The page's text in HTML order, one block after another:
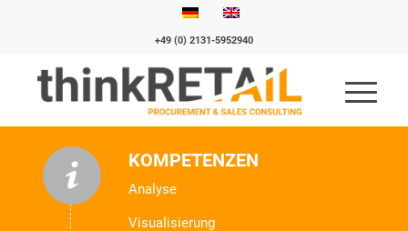
+49 (0) 2131-5952940
KOMPETENZEN
Analyse
Visualisierung